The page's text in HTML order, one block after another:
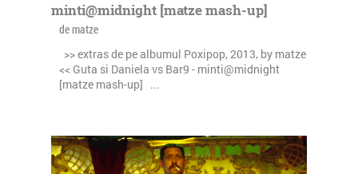
minti@midnight [matze mash-up]
de matze
>> extras de pe albumul Poxipop, 2013, by matze
<< Guta si Daniela vs Bar9 - minti@midnight
[matze mash-up] ...